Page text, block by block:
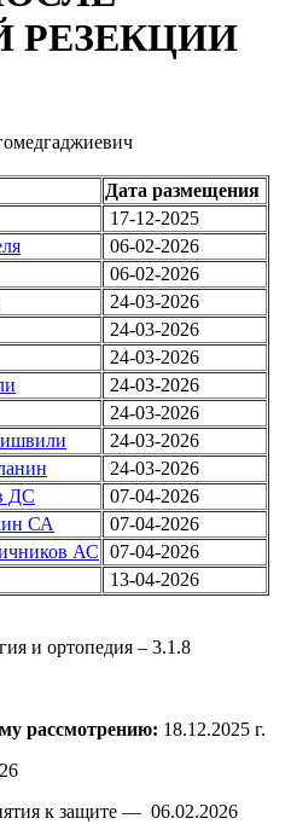
РЕЗЕКЦИИ
Дата размещения
17-12-2025
06-02-2026
06-02-2026
24-03-2026
24-03-2026
24-03-2026
24-03-2026
24-03-2026
24-03-2026
24-03-2026
ДС
07-04-2026
СА
07-04-2026
АС 07-04-2026
13-04-2026
и ортопедия – 3.1.8
рассмотрению: 18.12.2025 г.
к защите — 06.02.2026